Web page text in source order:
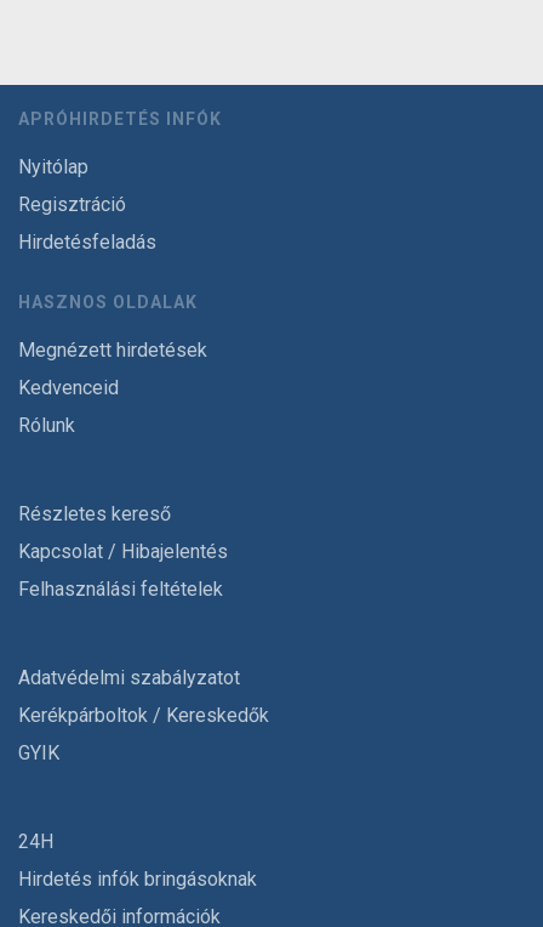
APRÓHIRDETÉS INFÓK
Nyitólap
Regisztráció
Hirdetésfeladás
HASZNOS OLDALAK
Megnézett hirdetések
Kedvenceid
Rólunk
Részletes kereső
Kapcsolat / Hibajelentés
Felhasználási feltételek
Adatvédelmi szabályzatot
Kerékpárboltok / Kereskedők
GYIK
24H
Hirdetés infók bringásoknak
Kereskedői információk